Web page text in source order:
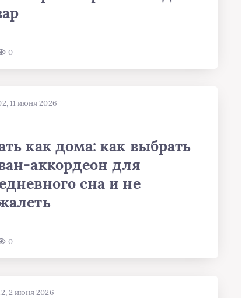
0
11 июня 2026
как дома: как выбрать
аккордеон для
сна и не
0
2 июня 2026